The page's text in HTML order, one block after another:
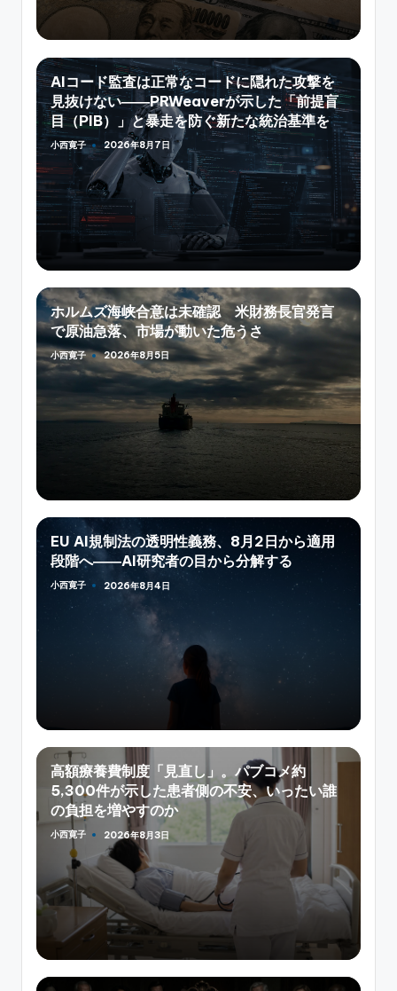
AIコード監査は正常なコードに隠れた攻撃を
見抜けない――PRWeaverが示した「前提盲
目（PIB）」と暴走を防ぐ新たな統治基準を
Posted
小西寛子 2026年8月7日
ホルムズ海峡合意は未確認 米財務長官発言
で原油急落、市場が動いた危うさ
Posted
by
小西寛子 2026年8月5日
EU AI規制法の透明性義務、8月2日から適用
段階へ――AI研究者の目から分解する
Posted
小西寛子 2026年8月4日
高額療養費制度「見直し」。パブコメ約
5,300件が示した患者側の不安、いったい誰
の負担を増やすのか
Posted
小西寛子 2026年8月3日